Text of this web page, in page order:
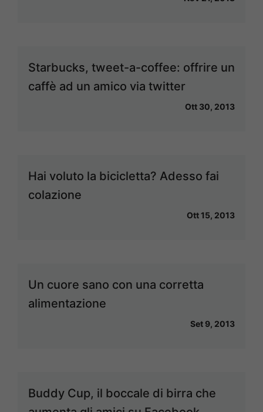
Starbucks, tweet-a-coffee: offrire un
caffè ad un amico via twitter
Ott 30, 2013
Hai voluto la bicicletta? Adesso fai
colazione
Ott 15, 2013
Un cuore sano con una corretta
alimentazione
Set 9, 2013
Buddy Cup, il boccale di birra che